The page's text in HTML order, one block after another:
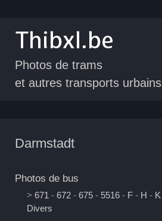
Photos de trams
et autres transports urbains
Darmstadt
Photos de bus
> 671 - 672 - 675 - 5516 - F - H - K
Divers